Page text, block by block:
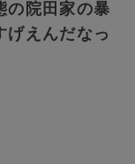
の院田家の暴
げえんだなっ